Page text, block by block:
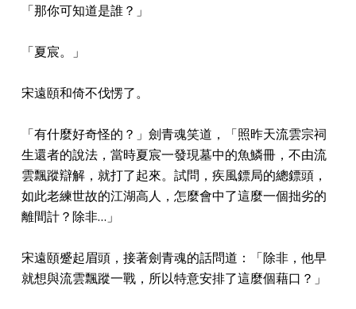
「那你可知道是誰？」
「夏宸。」
宋遠頤和倚不伐愣了。
「有什麼好奇怪的？」劍青魂笑道，「照昨天流雲宗祠
生還者的說法，當時夏宸一發現墓中的魚鱗冊，不由流
雲飄蹤辯解，就打了起來。試問，疾風鏢局的總鏢頭，
如此老練世故的江湖高人，怎麼會中了這麼一個拙劣的
離間計？除非…」
宋遠頤蹙起眉頭，接著劍青魂的話問道：「除非，他早
就想與流雲飄蹤一戰，所以特意安排了這麼個藉口？」